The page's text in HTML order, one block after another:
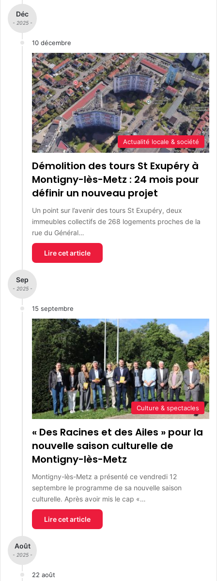
Déc
- 2025 -
10 décembre
Actualité locale & société
Démolition des tours St Exupéry à
Montigny-lès-Metz : 24 mois pour
définir un nouveau projet
Un point sur l’avenir des tours St Exupéry, deux
immeubles collectifs de 268 logements proches de la
rue du Général…
Lire cet article
Sep
- 2025 -
15 septembre
Culture & spectacles
« Des Racines et des Ailes » pour la
nouvelle saison culturelle de
Montigny-lès-Metz
Montigny-lès-Metz a présenté ce vendredi 12
septembre le programme de sa nouvelle saison
culturelle. Après avoir mis le cap «…
Lire cet article
Août
- 2025 -
22 août